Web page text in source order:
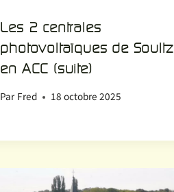
Les 2 centrales
photovoltaïques de Soultz
en ACC (suite)
Par Fred 18 octobre 2025